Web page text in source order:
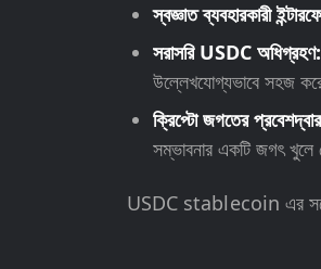
স্বজ্ঞাত ব্যবহারকারী
সরাসরি USDC অধিগ্রহণ:
উল্লেখযোগ্যভাবে সহজ
ক্রিপ্টো জগতের
সম্ভাবনার একটি জগৎ খুলে
USDC stablecoin এর